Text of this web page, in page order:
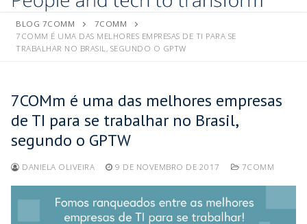
BLOG 7COMM
7COMM
7COMM É UMA DAS MELHORES EMPRESAS DE TI PARA SE
TRABALHAR NO BRASIL, SEGUNDO O GPTW
7COMm é uma das melhores empresas
de TI para se trabalhar no Brasil,
segundo o GPTW
DANIELA OLIVEIRA 9 DE NOVEMBRO DE 2017 7COMM